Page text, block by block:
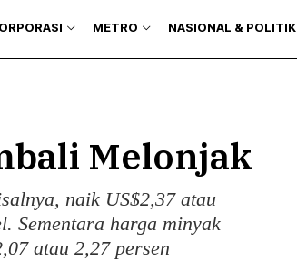
METRO NASIONAL & POLITIK
Melonjak
naik US$2,37 atau
Sementara harga minyak
atau 2,27 persen